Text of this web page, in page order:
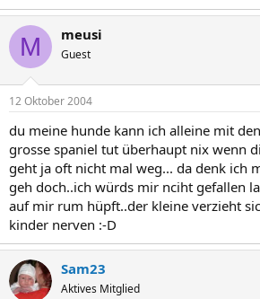
M meusi
Guest
12 Oktober 2004
du meine hunde kann ich alleine mit
grosse spaniel tut überhaupt nix wenn
geht ja oft nicht mal weg... da denk ich
geh doch..ich würds mir nciht gefallen
auf mir rum hüpft..der kleine verzieht
kinder nerven :-D
Sam23
Aktives Mitglied